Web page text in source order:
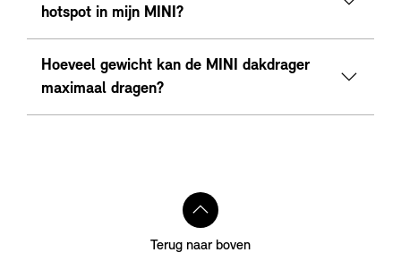
hotspot in mijn MINI?
Hoeveel gewicht kan de MINI dakdrager
maximaal dragen?
Terug naar boven